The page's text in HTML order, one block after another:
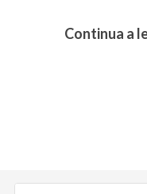
Continua a